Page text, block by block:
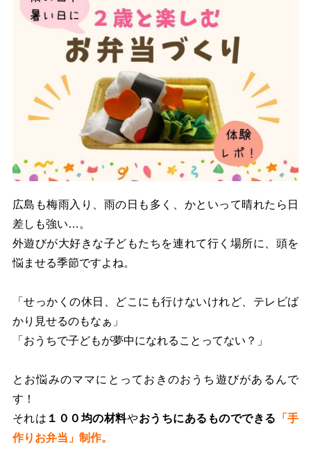
広島も梅雨入り、雨の日も多く、かといって晴れたら日
差しも強い…。
外遊びが大好きな子どもたちを連れて行く場所に、頭を
悩ませる季節ですよね。
「せっかくの休日、どこにも行けないけれど、テレビば
かり見せるのもなぁ」
「おうちで子どもが夢中になれることってない？」
とお悩みのママにとっておきのおうち遊びがあるんで
す！
それは １００均の材料やおうちにあるものでできる 「手
作りお弁当」制作。